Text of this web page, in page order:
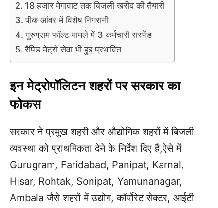
18 हजार मेगावाट तक बिजली खरीद की तैयारी
पीक ऑवर में विशेष निगरानी
गुरुग्राम फॉल्ट मामले में 3 कर्मचारी सस्पेंड
रैपिड मेट्रो सेवा भी हुई प्रभावित
इन मेट्रोपॉलिटन शहरों पर सरकार का
फोकस
सरकार ने प्रमुख शहरी और औद्योगिक शहरों में बिजली
व्यवस्था को प्राथमिकता देने के निर्देश दिए हैं,ऐसे में
Gurugram, Faridabad, Panipat, Karnal,
Hisar, Rohtak, Sonipat, Yamunanagar,
Ambala जैसे शहरों में उद्योग, कॉर्पोरेट सेक्टर, आईटी